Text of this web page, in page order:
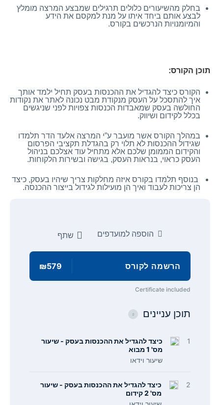
בחלק מהשיעורים כלולים תרגילים שמבצע המרצה מומלץ
לבצע אותם ביחד איתו על מנת למקסם את הידע
והמיומנויות הנרכשים בקורס.
תוכן הקורס:
הקורס כיצד להגדיל את ההכנסות בעסק תחיל ילמד אותך
איך להתסכל על העסק מנקודת מבט נכונה לאתר את נקודות
החולשה בעסק שמאבדות הכנסות צפויות לפני שניגשים
בכלל לקידום ושיווק.
במהלך הקורס אשר מועבר ע”י המרצה אלעד הדר תלמדו
שגידול ההכנסות לא תלוי רק בהגדלת תקציבי הפרסום
והקידום הממומן שלכם אלא מתחיל עוד אצלכם בניהול
העסק כראוי, בנראות העסק, בגישה ובשירות הלקוחות.
בנוסף תלמדו בקורס איזה מחלקות צריך שיהיו בעסק, כיצד
הן צריכות לעבוד ואיך הן מועילות לגידול בייצור ההכנסה.
הוספה למועדפים שתף
הרשמה לקורס ₪579
Certificate included
תוכן עניינים
1
כיצד להגדיל את ההכנסות בעסק - שיעור
מס' 1 מבוא
שיעור וידאו
2
כיצד להגדיל את ההכנסות בעסק - שיעור
מס' 2 קידום